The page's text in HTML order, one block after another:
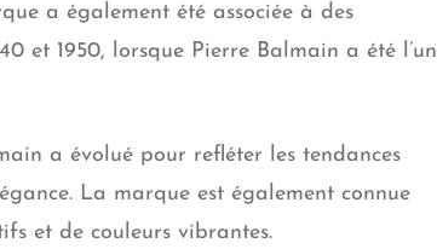
a également été associée à des
et 1950, lorsque Pierre Balmain a été l’un
a évolué pour refléter les tendances
La marque est également connue
et de couleurs vibrantes.